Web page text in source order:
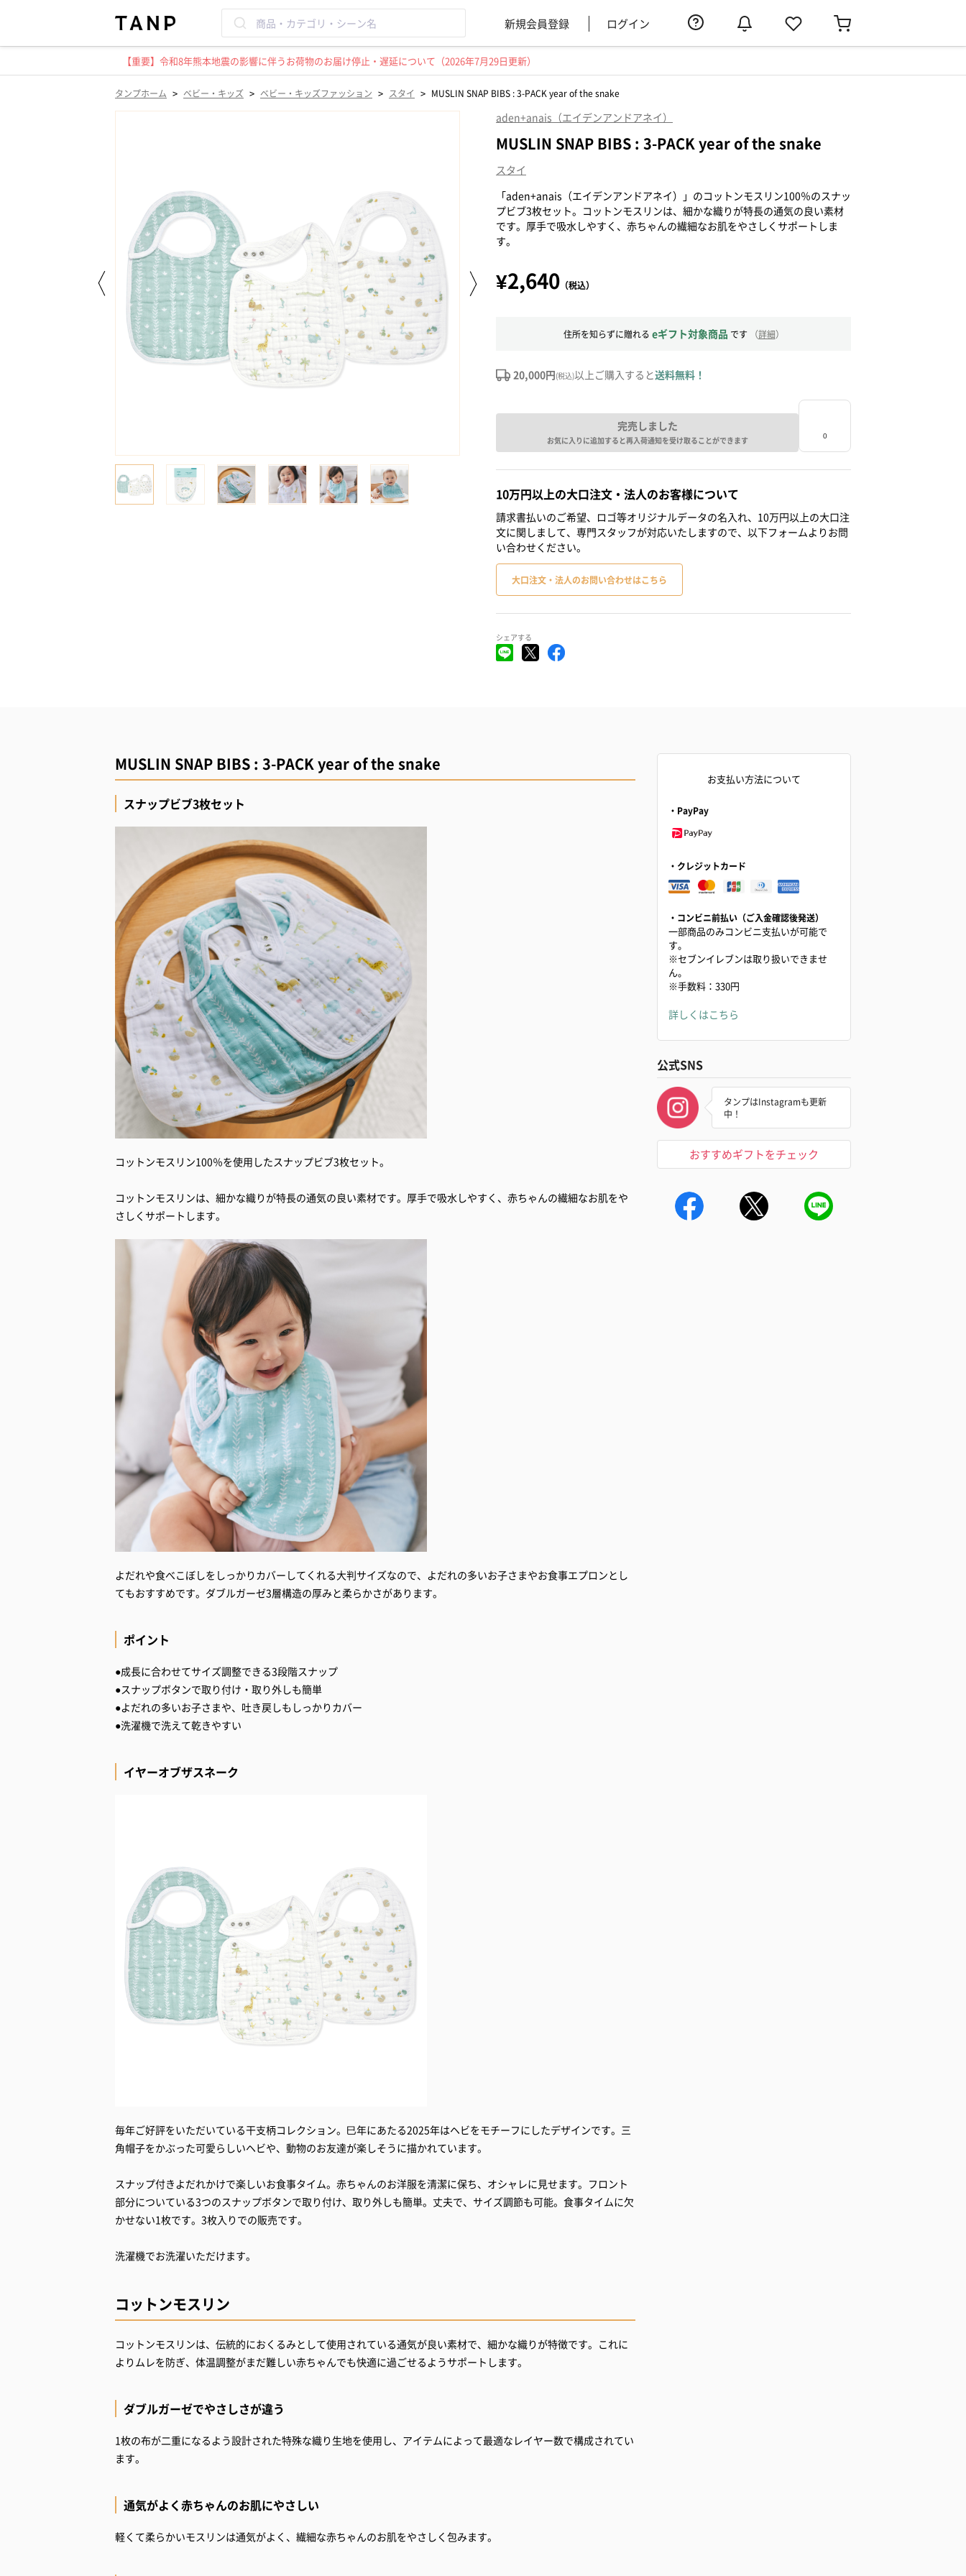
新規会員登録 ログイン
【重要】令和8年熊本地震の影響に伴うお荷物のお届け停止・遅延について（2026年7月29日更新）
タンプホーム > ベビー・キッズ > ベビー・キッズファッション > スタイ > MUSLIN SNAP BIBS : 3-PACK year of the snake
aden+anais（エイデンアンドアネイ）
MUSLIN SNAP BIBS : 3-PACK year of the snake
スタイ
「aden+anais（エイデンアンドアネイ）」のコットンモスリン100％のスナッ
プビブ3枚セット。コットンモスリンは、細かな織りが特長の通気の良い素材
です。厚手で吸水しやすく、赤ちゃんの繊細なお肌をやさしくサポートしま
す。
¥2,640 （税込）
住所を知らずに贈れる eギフト対象商品 です （詳細）
20,000円(税込)以上ご購入すると送料無料！
完売しました
お気に入りに追加すると再入荷通知を受け取ることができます
10万円以上の大口注文・法人のお客様について
請求書払いのご希望、ロゴ等オリジナルデータの名入れ、10万円以上の大口注
文に関しまして、専門スタッフが対応いたしますので、以下フォームよりお問
い合わせください。
大口注文・法人のお問い合わせはこちら
シェアする
MUSLIN SNAP BIBS : 3-PACK year of the snake
スナップビブ3枚セット
コットンモスリン100％を使用したスナップビブ3枚セット。
コットンモスリンは、細かな織りが特長の通気の良い素材です。厚手で吸水しやすく、赤ちゃんの繊細なお肌をや
さしくサポートします。
よだれや食べこぼしをしっかりカバーしてくれる大判サイズなので、よだれの多いお子さまやお食事エプロンとし
てもおすすめです。ダブルガーゼ3層構造の厚みと柔らかさがあります。
ポイント
●成長に合わせてサイズ調整できる3段階スナップ
●スナップボタンで取り付け・取り外しも簡単
●よだれの多いお子さまや、吐き戻しもしっかりカバー
●洗濯機で洗えて乾きやすい
イヤーオブザスネーク
毎年ご好評をいただいている干支柄コレクション。巳年にあたる2025年はヘビをモチーフにしたデザインです。三
角帽子をかぶった可愛らしいヘビや、動物のお友達が楽しそうに描かれています。
スナップ付きよだれかけで楽しいお食事タイム。赤ちゃんのお洋服を清潔に保ち、オシャレに見せます。フロント
部分についている3つのスナップボタンで取り付け、取り外しも簡単。丈夫で、サイズ調節も可能。食事タイムに欠
かせない1枚です。3枚入りでの販売です。
洗濯機でお洗濯いただけます。
コットンモスリン
コットンモスリンは、伝統的におくるみとして使用されている通気が良い素材で、細かな織りが特徴です。これに
よりムレを防ぎ、体温調整がまだ難しい赤ちゃんでも快適に過ごせるようサポートします。
ダブルガーゼでやさしさが違う
1枚の布が二重になるよう設計された特殊な織り生地を使用し、アイテムによって最適なレイヤー数で構成されてい
ます。
通気がよく赤ちゃんのお肌にやさしい
軽くて柔らかいモスリンは通気がよく、繊細な赤ちゃんのお肌をやさしく包みます。
お支払い方法について
・PayPay
・クレジットカード
・コンビニ前払い（ご入金確認後発送）
一部商品のみコンビニ支払いが可能で
す。
※セブンイレブンは取り扱いできませ
ん。
※手数料：330円
詳しくはこちら
公式SNS
タンプはInstagramも更新
中！
おすすめギフトをチェック